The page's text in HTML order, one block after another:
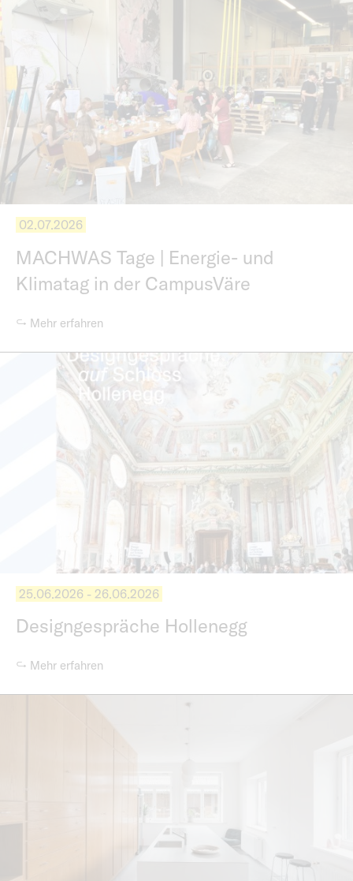
02.07.2026
MACHWAS Tage | Energie- und
Klimatag in der CampusVäre
↪ Mehr erfahren
25.06.2026 - 26.06.2026
Designgespräche Hollenegg
↪ Mehr erfahren